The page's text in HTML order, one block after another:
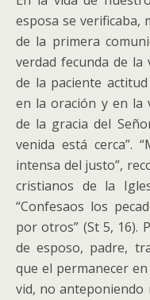
esposa se verificaba,
de la primera
verdad fecunda de la
de la paciente
en la oración y en la
de la gracia del
venida está cerca”.
intensa del justo”,
cristianos de la
“Confesaos los
por otros” (St 5, 16).
de esposo, padre,
que el permanecer
vid, no anteponiendo